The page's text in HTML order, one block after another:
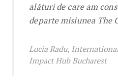
alături de care am
departe misiunea The
Lucia Radu,
Impact Hub Bucharest